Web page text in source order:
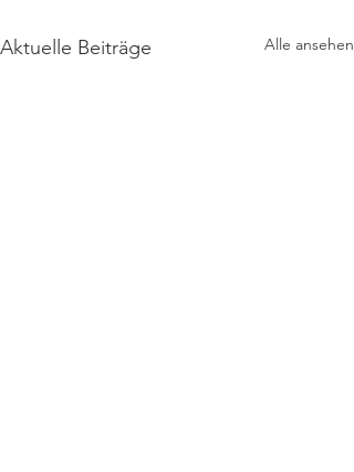
Aktuelle Beiträge Alle ansehen